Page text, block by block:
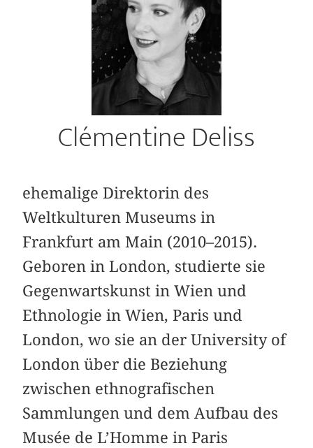
Clémentine Deliss
ehemalige Direktorin des
Weltkulturen Museums in
Frankfurt am Main (2010–2015).
Geboren in London, studierte sie
Gegenwartskunst in Wien und
Ethnologie in Wien, Paris und
London, wo sie an der University of
London über die Beziehung
zwischen ethnografischen
Sammlungen und dem Aufbau des
Musée de L’Homme in Paris